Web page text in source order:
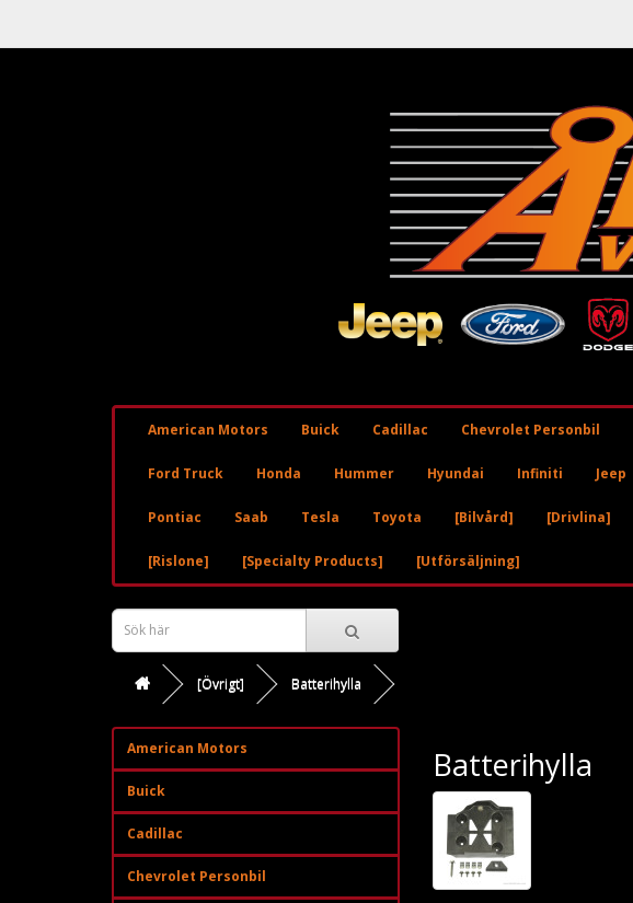
American Motors Buick Cadillac Chevrolet Personbil
Ford Truck Honda Hummer Hyundai Infiniti Jeep
Pontiac Saab Tesla Toyota [Bilvård] [Drivlina]
[Rislone] [Specialty Products] [Utförsäljning]
[Övrigt] Batterihylla
American Motors
Buick
Cadillac
Chevrolet Personbil
Batterihylla